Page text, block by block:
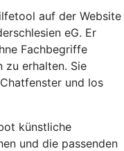
auf der Website
eG. Er
Fachbegriffe
zu erhalten. Sie
und los
künstliche
und die passenden